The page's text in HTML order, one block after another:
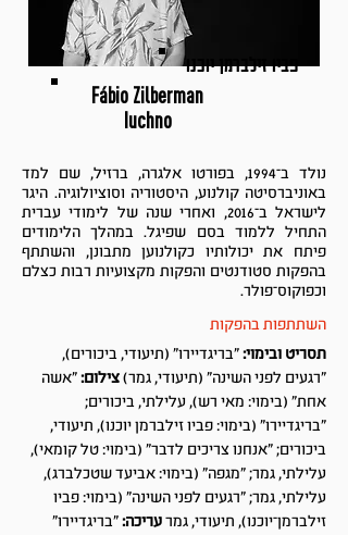
פביו זילברמן יוכנו
Fábio Zilberman
Iuchno
נולד ב־1994, בפורטו אלגרה, ברזיל, שם למד
באוניברסיטה קולנוע, היסטוריה וסוציולוגיה. היגר
לישראל ב־2016, ואחרי שנה של לימודי עברית
התחיל ללמוד בסם שפיגל. במהלך הלימודים
פיתח את יכולותיו כקולנוען מתבונן, והשתתף
בהפקות סטודנטים והפקות מקצועיות רבות כצלם
וכפוקוס־פולר.
השתתפות בהפקות
תסריט ובימוי:"בריגדיירו" (תיעודי, ביכורים),
"רגעים לפני השינה" (תיעודי, גמר)צילום:"אשה
אחת" (בימוי: מאי רש), עלילתי, ביכורים;
"בריגדיירו" (בימוי: פביו זילברמן יוכנו), תיעודי,
ביכורים; "אנחנו צריכים לדבר" (בימוי: טל קומאי),
עלילתי, גמר; "מגפה" (בימוי: אביעד שטכלברג),
עלילתי, גמר; "רגעים לפני השינה" (בימוי: פביו
זילברמן־יוכנו), תיעודי, גמרעריכה:"בריגדיירו"